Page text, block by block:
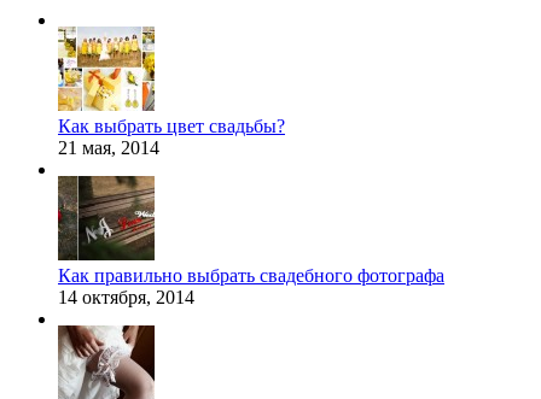
Как выбрать цвет свадьбы?
21 мая, 2014
Как правильно выбрать свадебного фотографа
14 октября, 2014